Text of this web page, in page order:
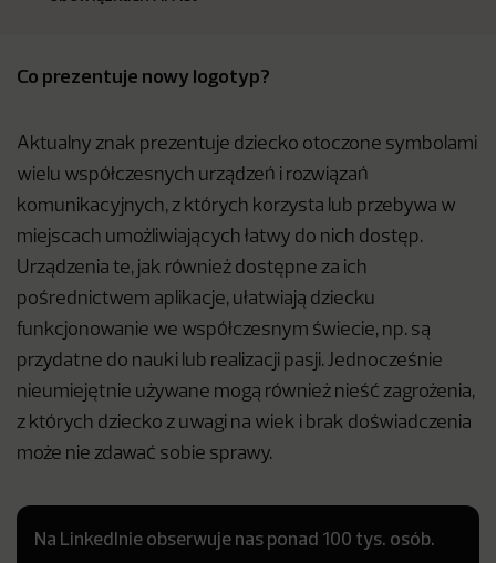
Co prezentuje nowy logotyp?
Aktualny znak prezentuje dziecko otoczone symbolami
wielu współczesnych urządzeń i rozwiązań
komunikacyjnych, z których korzysta lub przebywa w
miejscach umożliwiających łatwy do nich dostęp.
Urządzenia te, jak również dostępne za ich
pośrednictwem aplikacje, ułatwiają dziecku
funkcjonowanie we współczesnym świecie, np. są
przydatne do nauki lub realizacji pasji. Jednocześnie
nieumiejętnie używane mogą również nieść zagrożenia,
z których dziecko z uwagi na wiek i brak doświadczenia
może nie zdawać sobie sprawy.
Na LinkedInie obserwuje nas ponad 100 tys. osób.